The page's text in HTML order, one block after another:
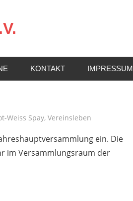
KONTAKT IMPRESSUM
Weiss Spay, Vereinsleben
ein. Die
im Versammlungsraum der